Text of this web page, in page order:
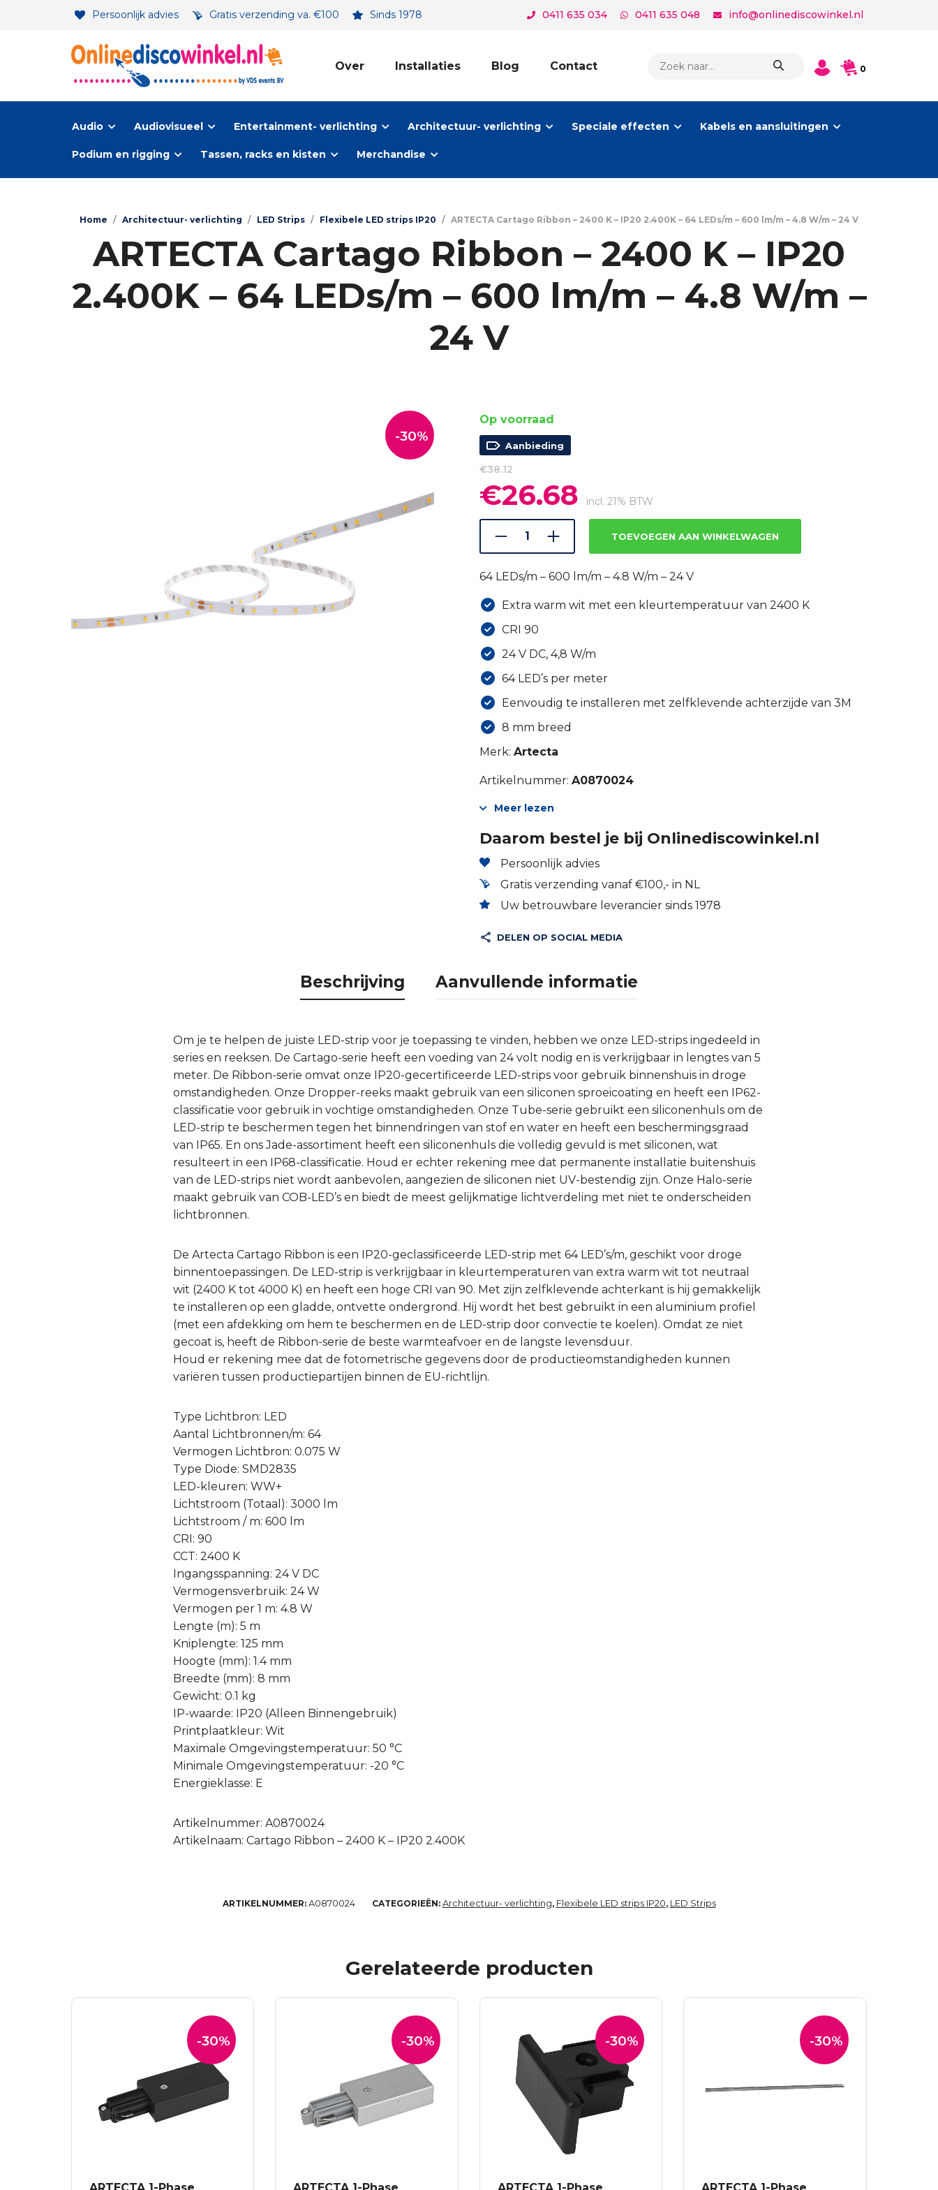
Persoonlijk advies Gratis verzending va. €100 Sinds 1978 0411 635 034 0411 635 048 info@onlinediscowinkel.nl
Over Installaties Blog Contact
ZOEKEN
0
Audio Audiovisueel Entertainment- verlichting Architectuur- verlichting Speciale effecten Kabels en aansluitingen
Podium en rigging Tassen, racks en kisten Merchandise
Home / Architectuur- verlichting / LED Strips / Flexibele LED strips IP20 / ARTECTA Cartago Ribbon – 2400 K – IP20 2.400K – 64 LEDs/m – 600 lm/m – 4.8 W/m – 24 V
ARTECTA Cartago Ribbon – 2400 K – IP20
2.400K – 64 LEDs/m – 600 lm/m – 4.8 W/m –
24 V
-30%
Op voorraad
Aanbieding
€38.12
Oorspronkelijke
prijs
was:
€38.12.
€26.68 prijs
is:
€26.68.
incl. 21% BTW
TOEVOEGEN AAN WINKELWAGEN
64 LEDs/m – 600 lm/m – 4.8 W/m – 24 V
Extra warm wit met een kleurtemperatuur van 2400 K
CRI 90
24 V DC, 4,8 W/m
64 LED’s per meter
Eenvoudig te installeren met zelfklevende achterzijde van 3M
8 mm breed
Merk: Artecta
Artikelnummer: A0870024
Meer lezen
Daarom bestel je bij Onlinediscowinkel.nl
Persoonlijk advies
Gratis verzending vanaf €100,- in NL
Uw betrouwbare leverancier sinds 1978
DELEN OP SOCIAL MEDIA
Beschrijving Aanvullende informatie
Om je te helpen de juiste LED-strip voor je toepassing te vinden, hebben we onze LED-strips ingedeeld in
series en reeksen. De Cartago-serie heeft een voeding van 24 volt nodig en is verkrijgbaar in lengtes van 5
meter. De Ribbon-serie omvat onze IP20-gecertificeerde LED-strips voor gebruik binnenshuis in droge
omstandigheden. Onze Dropper-reeks maakt gebruik van een siliconen sproeicoating en heeft een IP62-
classificatie voor gebruik in vochtige omstandigheden. Onze Tube-serie gebruikt een siliconenhuls om de
LED-strip te beschermen tegen het binnendringen van stof en water en heeft een beschermingsgraad
van IP65. En ons Jade-assortiment heeft een siliconenhuls die volledig gevuld is met siliconen, wat
resulteert in een IP68-classificatie. Houd er echter rekening mee dat permanente installatie buitenshuis
van de LED-strips niet wordt aanbevolen, aangezien de siliconen niet UV-bestendig zijn. Onze Halo-serie
maakt gebruik van COB-LED’s en biedt de meest gelijkmatige lichtverdeling met niet te onderscheiden
lichtbronnen.
De Artecta Cartago Ribbon is een IP20-geclassificeerde LED-strip met 64 LED’s/m, geschikt voor droge
binnentoepassingen. De LED-strip is verkrijgbaar in kleurtemperaturen van extra warm wit tot neutraal
wit (2400 K tot 4000 K) en heeft een hoge CRI van 90. Met zijn zelfklevende achterkant is hij gemakkelijk
te installeren op een gladde, ontvette ondergrond. Hij wordt het best gebruikt in een aluminium profiel
(met een afdekking om hem te beschermen en de LED-strip door convectie te koelen). Omdat ze niet
gecoat is, heeft de Ribbon-serie de beste warmteafvoer en de langste levensduur.
Houd er rekening mee dat de fotometrische gegevens door de productieomstandigheden kunnen
variëren tussen productiepartijen binnen de EU-richtlijn.
Type Lichtbron: LED
Aantal Lichtbronnen/m: 64
Vermogen Lichtbron: 0.075 W
Type Diode: SMD2835
LED-kleuren: WW+
Lichtstroom (Totaal): 3000 lm
Lichtstroom / m: 600 lm
CRI: 90
CCT: 2400 K
Ingangsspanning: 24 V DC
Vermogensverbruik: 24 W
Vermogen per 1 m: 4.8 W
Lengte (m): 5 m
Kniplengte: 125 mm
Hoogte (mm): 1.4 mm
Breedte (mm): 8 mm
Gewicht: 0.1 kg
IP-waarde: IP20 (Alleen Binnengebruik)
Printplaatkleur: Wit
Maximale Omgevingstemperatuur: 50 °C
Minimale Omgevingstemperatuur: -20 °C
Energieklasse: E
Artikelnummer: A0870024
Artikelnaam: Cartago Ribbon – 2400 K – IP20 2.400K
ARTIKELNUMMER: A0870024 CATEGORIEËN: Architectuur- verlichting, Flexibele LED strips IP20, LED Strips
Gerelateerde producten
-30% -30% -30% -30%